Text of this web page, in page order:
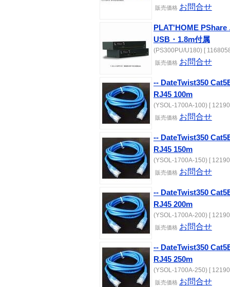
販売価格 お問合せ
PLAT'HOME PShare
USB・1.8m付属
(PS300PU/U180) [
販売価格 お問合せ
-- DateTwist350
RJ45 100m
(YSOL-1700A-100) [
販売価格 お問合せ
-- DateTwist350
RJ45 150m
(YSOL-1700A-150) [
販売価格 お問合せ
-- DateTwist350
RJ45 200m
(YSOL-1700A-200) [
販売価格 お問合せ
-- DateTwist350
RJ45 250m
(YSOL-1700A-250) [
販売価格 お問合せ